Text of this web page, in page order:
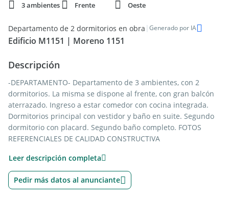
3 ambientes
Frente Oeste
Departamento de 2 dormitorios en obra | Generado por IA
Edificio M1151 | Moreno 1151
Descripción
-DEPARTAMENTO- Departamento de 3 ambientes, con 2
dormitorios. La misma se dispone al frente, con gran balcón
aterrazado. Ingreso a estar comedor con cocina integrada.
Dormitorios principal con vestidor y baño en suite. Segundo
dormitorio con placard. Segundo baño completo. FOTOS
REFERENCIALES DE CALIDAD CONSTRUCTIVA
-TERMINACIONES- Muebles de cocina de diseño, anafe y
horno empotrado. Mesada de regrueso. Pisos y
revestimientos en porcelanato de primera línea, al igual que
Leer descripción completa
Pedir más datos al anunciante